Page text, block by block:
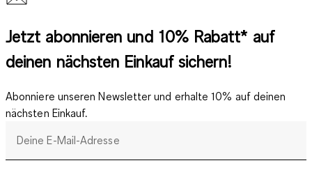
Jetzt abonnieren und 10% Rabatt* auf
deinen nächsten Einkauf sichern!
Abonniere unseren Newsletter und erhalte 10% auf deinen
nächsten Einkauf.
Deine E-Mail-Adresse